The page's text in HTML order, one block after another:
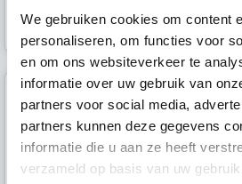
We gebruiken cookies om content
personaliseren, om functies voor
en om ons websiteverkeer te
informatie over uw gebruik van
partners voor social media,
partners kunnen deze gegevens
informatie die u aan ze heeft
verzameld op basis van uw
Ouder in Haarlem
Ik ben
naar een